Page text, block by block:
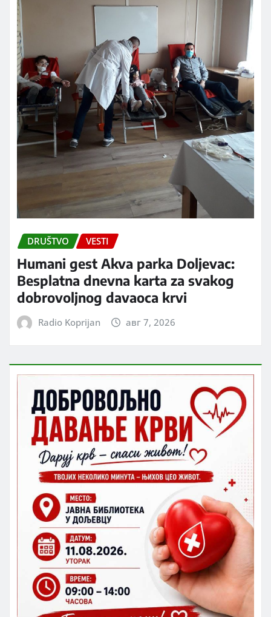
DRUŠTVO VESTI
Humani gest Akva parka Doljevac:
Besplatna dnevna karta za svakog
dobrovoljnog davaoca krvi
Radio Koprijan авг 7, 2026